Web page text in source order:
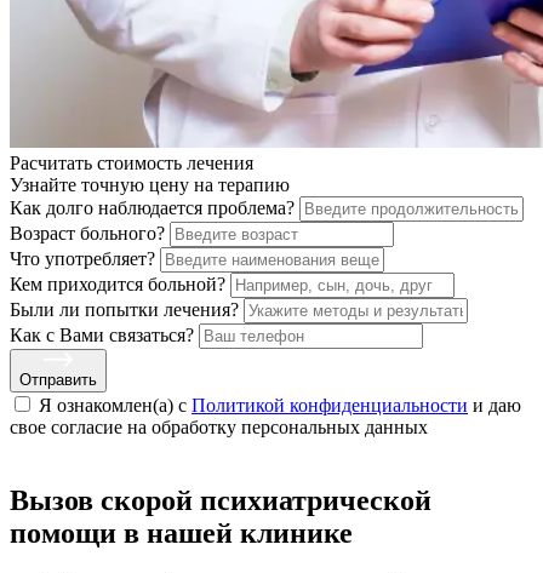
Расчитать стоимость лечения
Узнайте точную цену на терапию
Как долго наблюдается проблема?
Возраст больного?
Что употребляет?
Кем приходится больной?
Были ли попытки лечения?
Как с Вами связаться?
Отправить
Я ознакомлен(а) с Политикой конфиденциальности и даю
свое cогласие на обработку персональных данных
Вызов скорой психиатрической
помощи в нашей клинике